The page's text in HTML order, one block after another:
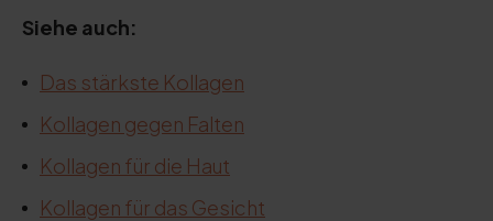
Siehe auch:
Das stärkste Kollagen
Kollagen gegen Falten
Kollagen für die Haut
Kollagen für das Gesicht